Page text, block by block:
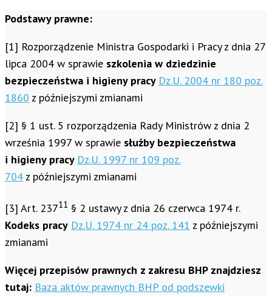
Podstawy prawne:
[1] Rozporządzenie Ministra Gospodarki i Pracy z dnia 27
lipca 2004 w sprawie szkolenia w dziedzinie
bezpieczeństwa i higieny pracy Dz.U. 2004 nr 180 poz.
1860 z późniejszymi zmianami
[2] § 1 ust. 5 rozporządzenia Rady Ministrów z dnia 2
września 1997 w sprawie służby bezpieczeństwa
i higieny pracy Dz.U. 1997 nr 109 poz.
704 z późniejszymi zmianami
[3] Art. 23711 § 2 ustawy z dnia 26 czerwca 1974 r.
Kodeks pracy Dz.U. 1974 nr 24 poz. 141 z późniejszymi
zmianami
Więcej przepisów prawnych z zakresu BHP znajdziesz
tutaj: Baza aktów prawnych BHP od podszewki